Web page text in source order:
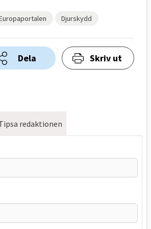
Djurskydd
Dela Skriv ut
redaktionen